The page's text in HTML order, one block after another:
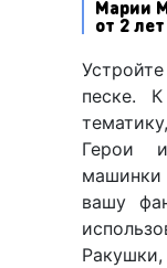
Марии
от 2 лет
песке.
Герои
вашу